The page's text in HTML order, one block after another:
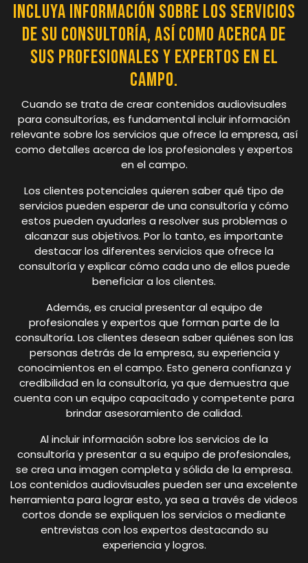
Incluya información sobre los servicios
de su consultoría, así como acerca de
sus profesionales y expertos en el
campo.
Cuando se trata de crear contenidos audiovisuales
para consultorías, es fundamental incluir información
relevante sobre los servicios que ofrece la empresa, así
como detalles acerca de los profesionales y expertos
en el campo.
Los clientes potenciales quieren saber qué tipo de
servicios pueden esperar de una consultoría y cómo
estos pueden ayudarles a resolver sus problemas o
alcanzar sus objetivos. Por lo tanto, es importante
destacar los diferentes servicios que ofrece la
consultoría y explicar cómo cada uno de ellos puede
beneficiar a los clientes.
Además, es crucial presentar al equipo de
profesionales y expertos que forman parte de la
consultoría. Los clientes desean saber quiénes son las
personas detrás de la empresa, su experiencia y
conocimientos en el campo. Esto genera confianza y
credibilidad en la consultoría, ya que demuestra que
cuenta con un equipo capacitado y competente para
brindar asesoramiento de calidad.
Al incluir información sobre los servicios de la
consultoría y presentar a su equipo de profesionales,
se crea una imagen completa y sólida de la empresa.
Los contenidos audiovisuales pueden ser una excelente
herramienta para lograr esto, ya sea a través de videos
cortos donde se expliquen los servicios o mediante
entrevistas con los expertos destacando su
experiencia y logros.